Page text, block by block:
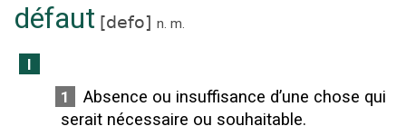
défaut [defo] n. m.
I
1
Absence ou insuffisance d’une chose qui
serait nécessaire ou souhaitable.